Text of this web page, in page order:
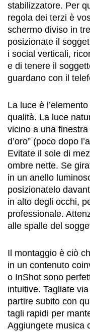
stabilizzatore. Per
regola dei terzi è
schermo diviso in
posizionate il
i social verticali,
e di tenere il
guardano con il
La luce è
qualità. La luce
vicino a una finestra
d’oro” (poco dopo
Evitate il sole di
ombre nette. Se
in un anello
posizionatelo
in alto degli occhi,
professionale.
alle spalle del
Il montaggio è ciò
in un contenuto
o InShot sono
intuitive. Tagliate
partire subito con
tagli rapidi per
Aggiungete musica